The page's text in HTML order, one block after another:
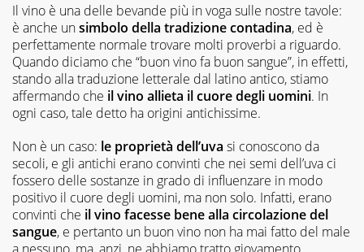
Il vino è una delle bevande più in voga sulle nostre tavole:
è anche unsimbolo della tradizione contadina, ed è
perfettamente normale trovare molti proverbi a riguardo.
Quando diciamo che “buon vino fa buon sangue”, in effetti,
stando alla traduzione letterale dal latino antico, stiamo
affermando che il vino allieta il cuore degli uomini. In
ogni caso, tale detto ha origini antichissime.
Non è un caso: le proprietà dell’uva si conoscono da
secoli, e gli antichi erano convinti che nei semi dell’uva ci
fossero delle sostanze in grado di influenzare in modo
positivo il cuore degli uomini, ma non solo. Infatti, erano
convinti che il vino facesse bene alla circolazione del
sangue, e pertanto un buon vino non ha mai fatto del male